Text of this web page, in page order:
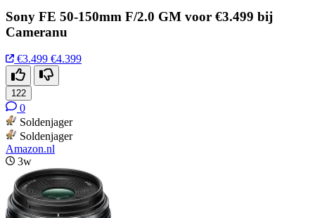
Sony FE 50-150mm F/2.0 GM voor €3.499 bij
Cameranu
€3.499 €4.399
122
0
Soldenjager
Soldenjager
Amazon.nl
3w